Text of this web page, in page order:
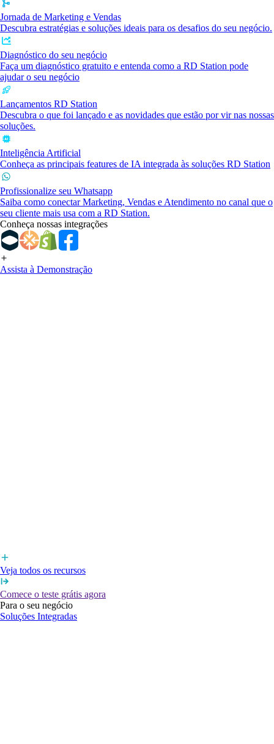
Jornada de Marketing e Vendas
Descubra estratégias e soluções ideais para os desafios do seu negócio.
Diagnóstico do seu negócio
Faça um diagnóstico gratuito e entenda como a RD Station pode
ajudar o seu negócio
Lançamentos RD Station
Descubra o que foi lançado e as novidades que estão por vir nas nossas
soluções.
Inteligência Artificial
Conheça as principais features de IA integrada às soluções RD Station
Profissionalize seu Whatsapp
Saiba como conectar Marketing, Vendas e Atendimento no canal que o
seu cliente mais usa com a RD Station.
Conheça nossas integrações
Assista à Demonstração
Veja todos os recursos
Comece o teste grátis agora
Para o seu negócio
Soluções Integradas